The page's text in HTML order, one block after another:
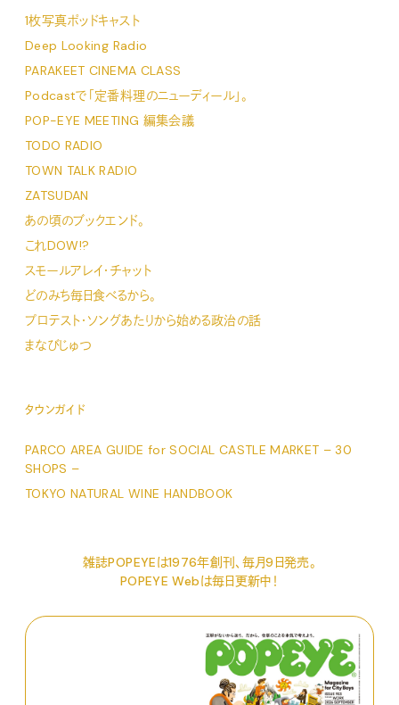
1枚写真ポッドキャスト
Deep Looking Radio
PARAKEET CINEMA CLASS
Podcastで「定番料理のニューディール」。
POP-EYE MEETING 編集会議
TODO RADIO
TOWN TALK RADIO
ZATSUDAN
あの頃のブックエンド。
これDOW!?
スモールアレイ・チャット
どのみち毎日食べるから。
プロテスト・ソングあたりから始める政治の話
まなびじゅつ
タウンガイド
PARCO AREA GUIDE for SOCIAL CASTLE MARKET – 30
SHOPS –
TOKYO NATURAL WINE HANDBOOK
雑誌POPEYEは1976年創刊、毎月9日発売。
POPEYE Webは毎日更新中！